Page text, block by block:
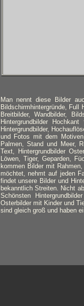
Man nennt diese Bilder
Bildschirmhintergründe, Full
Breitbilder, Wandbilder,
Hintergrundbilder
Hintergrundbilder,
und Fotos mit dem
Palmen, Stand und Meer,
Text, Hintergrundbilder
Löwen, Tiger, Geparden,
kommen Bilder mit
möchtet, nehmt auf jeden
findet unsere Bilder und
bekanntlich Streiten. Nicht
Schönsten
Osterbilder mit Kinder und
sind gleich groß und haben